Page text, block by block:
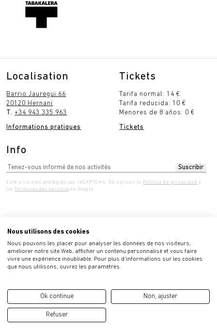
Localisation
Barrio Jauregui 66
20120 Hernani
T.+34 943 335 963
Informations pratiques
Tickets
Tarifa normal: 14 €
Tarifa reducida: 10 €
Menores de 8 años: 0 €
Tickets
Info
Este sitio está protegido por reCAPTCHA. Se aplican la Política de privacidad y
los Términos del servicio de Google.
Politique de cookies
Nous utilisons des cookies
Nous pouvons les placer pour analyser les données de nos visiteurs,
améliorer notre site Web, afficher un contenu personnalisé et vous faire
vivre une expérience inoubliable. Pour plus d'informations sur les cookies
que nous utilisons, ouvrez les paramètres.
Ok continue Non, ajuster
Refuser